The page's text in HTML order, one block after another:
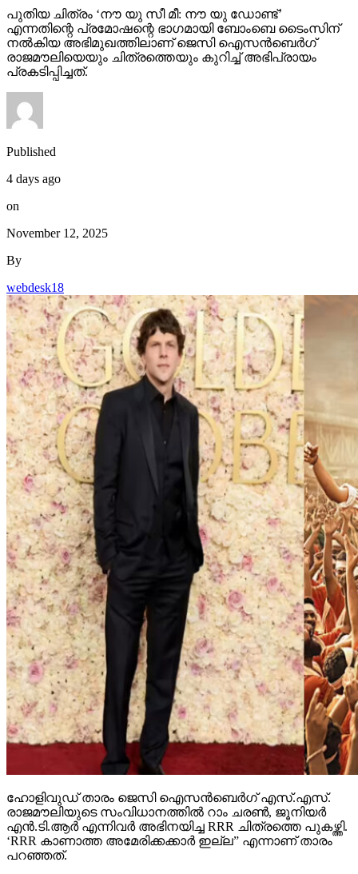
പുതിയ ചിത്രം ‘നൗ യു സീ മീ: നൗ യു ഡോണ്ട്’
എന്നതിന്റെ പ്രമോഷന്റെ ഭാഗമായി ബോംബെ ടൈംസിന്
നല്‍കിയ അഭിമുഖത്തിലാണ് ജെസി ഐസന്‍ബെര്‍ഗ്
രാജമൗലിയെയും ചിത്രത്തെയും കുറിച്ച് അഭിപ്രായം
പ്രകടിപ്പിച്ചത്.
Published
4 days ago
on
November 12, 2025
By
webdesk18
ഹോളിവുഡ് താരം ജെസി ഐസന്‍ബെര്‍ഗ് എസ്.എസ്.
രാജമൗലിയുടെ സംവിധാനത്തില്‍ റാം ചരണ്‍, ജൂനിയര്‍
എന്‍.ടി.ആര്‍ എന്നിവര്‍ അഭിനയിച്ച RRR ചിത്രത്തെ പുകഴ്ത്തി.
‘RRR കാണാത്ത അമേരിക്കക്കാര്‍ ഇല്ല” എന്നാണ് താരം
പറഞ്ഞത്.